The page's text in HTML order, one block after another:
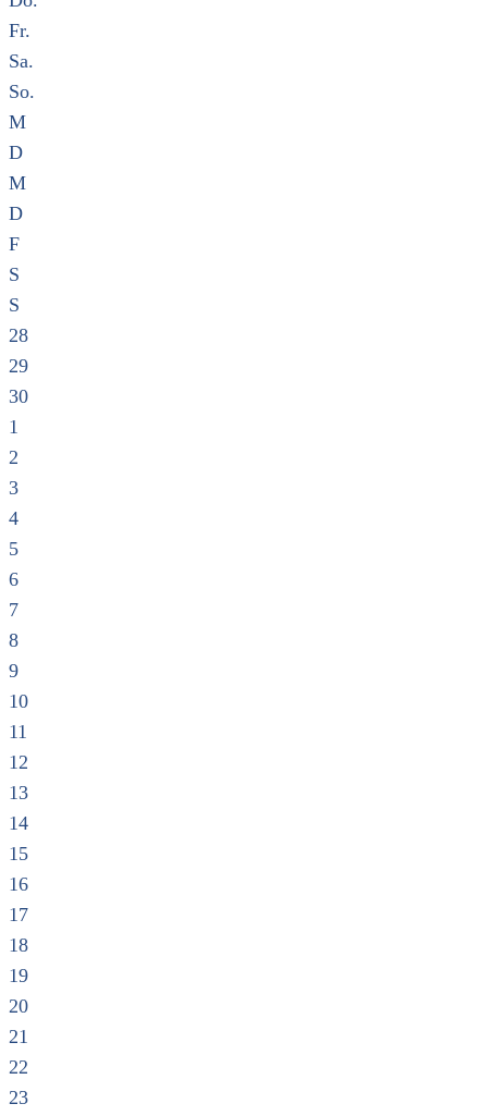
Fr.
Sa.
So.
M
D
M
D
F
S
S
28
29
30
1
2
3
4
5
6
7
8
9
10
11
12
13
14
15
16
17
18
19
20
21
22
23